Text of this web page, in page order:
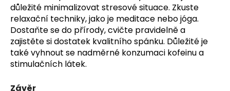
důležité minimalizovat stresové situace. Zkuste
relaxační techniky, jako je meditace nebo jóga.
Dostaňte se do přírody, cvičte pravidelně a
zajistěte si dostatek kvalitního spánku. Důležité je
také vyhnout se nadměrné konzumaci kofeinu a
stimulačních látek.
Závěr